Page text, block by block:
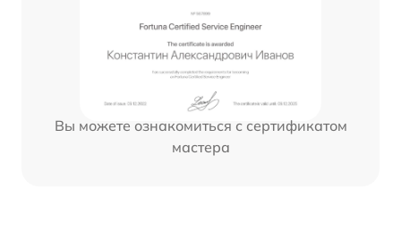
Вы можете ознакомиться с сертификатом
мастера